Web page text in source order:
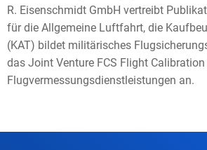
R. Eisenschmidt GmbH vertreibt
für die Allgemeine Luftfahrt, die
(KAT) bildet militärisches
das Joint Venture FCS Flight
Flugvermessungsdienstleistungen an.